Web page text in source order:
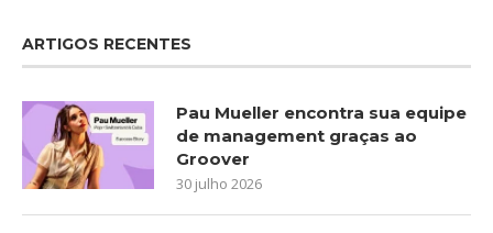
ARTIGOS RECENTES
Pau Mueller encontra sua equipe
de management graças ao
Groover
30 julho 2026